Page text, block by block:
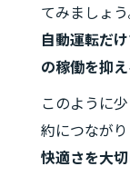
てみましょう
自動運転だ
の稼働を抑
このように
約につながり
快適さを大